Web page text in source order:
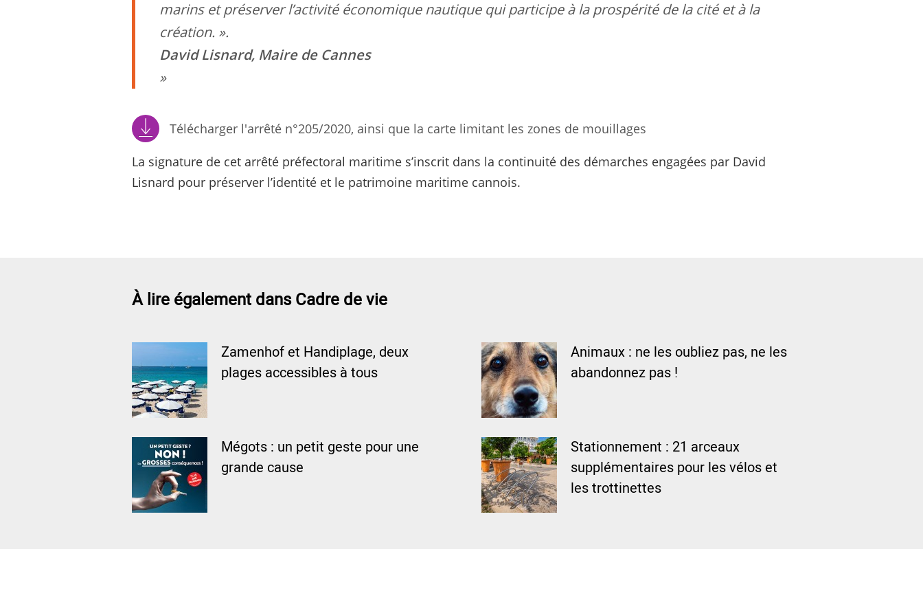
marins et préserver l’activité économique nautique qui participe à la prospérité de la cité et à la
création. ».
David Lisnard, Maire de Cannes
Télécharger l'arrêté n°205/2020, ainsi que la carte limitant les zones de mouillages
La signature de cet arrêté préfectoral maritime s’inscrit dans la continuité des démarches engagées par David
Lisnard pour préserver l’identité et le patrimoine maritime cannois.
À lire également dans Cadre de vie
Zamenhof et Handiplage, deux
plages accessibles à tous
Animaux : ne les oubliez pas, ne les
abandonnez pas !
Mégots : un petit geste pour une
grande cause
Stationnement : 21 arceaux
supplémentaires pour les vélos et
les trottinettes